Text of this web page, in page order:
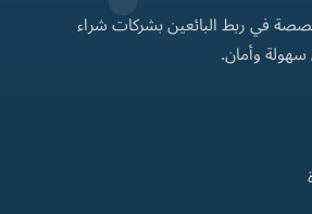
في ربط البائعين بشركات شراء
وأمان.